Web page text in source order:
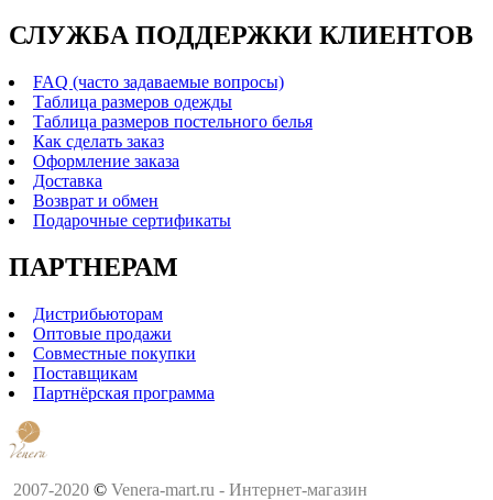
СЛУЖБА ПОДДЕРЖКИ КЛИЕНТОВ
FAQ (часто задаваемые вопросы)
Таблица размеров одежды
Таблица размеров постельного белья
Как сделать заказ
Оформление заказа
Доставка
Возврат и обмен
Подарочные сертификаты
ПАРТНЕРАМ
Дистрибьюторам
Оптовые продажи
Совместные покупки
Поставщикам
Партнёрская программа
2007-2020 © Venera-mart.ru - Интернет-магазин